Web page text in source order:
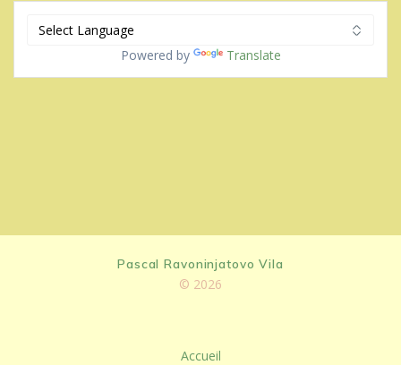
Powered by
Pascal Ravoninjatovo Vila
© 2026
Accueil